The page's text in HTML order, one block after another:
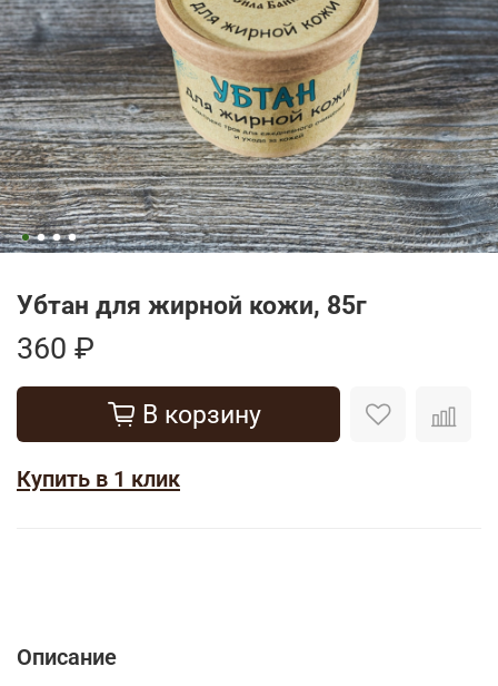
Убтан для жирной кожи, 85г
360 ₽
В корзину
Купить в 1 клик
Описание